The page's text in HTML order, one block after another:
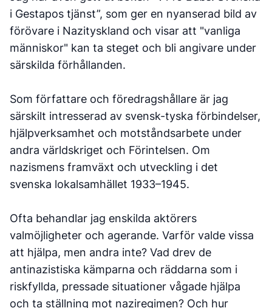
i Gestapos tjänst”, som ger en nyanserad bild av
förövare i Nazityskland och visar att "vanliga
människor" kan ta steget och bli angivare under
särskilda förhållanden.
Som författare och föredragshållare är jag
särskilt intresserad av svensk-tyska förbindelser,
hjälpverksamhet och motståndsarbete under
andra världskriget och Förintelsen. Om
nazismens framväxt och utveckling i det
svenska lokalsamhället 1933–1945.
Ofta behandlar jag enskilda aktörers
valmöjligheter och agerande. Varför valde vissa
att hjälpa, men andra inte? Vad drev de
antinazistiska kämparna och räddarna som i
riskfyllda, pressade situationer vågade hjälpa
och ta ställning mot naziregimen? Och hur